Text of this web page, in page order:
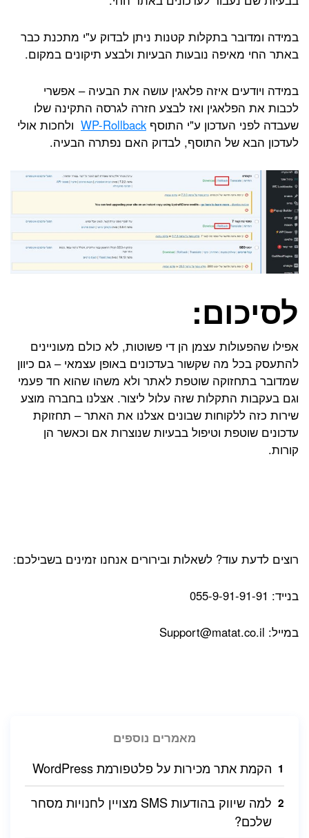
במידה ומדובר בתקלות קטנות ניתן לבדוק ע"י מתכנת כבר
באתר החי מאיפה נובעות הבעיות ולבצע תיקונים במקום.
במידה ויודעים איזה פלאגין עושה את הבעיה – אפשרי
לכבות את הפלאגין ואז לבצע חזרה לגרסה התקינה שלו
שעבדה לפני העדכון ע"י התוסףWP-Rollback ולחכות אולי
לעדכון הבא של התוסף, לבדוק האם נפתרה הבעיה.
לסיכום:
אפילו שהפעולות עצמן הן די פשוטות, לא כולם מעוניינים
להתעסק בכל מה שקשור בעדכונים באופן עצמאי – גם כיוון
שמדובר בתחזוקה שוטפת לאתר ולא משהו שהוא חד פעמי
וגם בעקבות התקלות שזה עלול ליצור. אצלנו בחברה מוצע
שירות כזה ללקוחות שבונים אצלנו את האתר – תחזוקת
עדכונים שוטפת וטיפול בבעיות שנוצרות אם וכאשר הן
קורות.
רוצים לדעת עוד? לשאלות ובירורים אנחנו זמינים בשבילכם:
בנייד: 055-9-91-91-91
במייל: Support@matat.co.il
מאמרים נוספים
הקמת אתר מכירות על פלטפורמת WordPress
למה שיווק בהודעות SMS מצויין לחנויות מסחר
שלכם?